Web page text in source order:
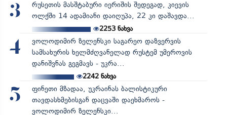
3
რუსეთის მასშტაბური იერიშის შედეგად, კიევის
ოლქში 14 ადამიანი დაიღუპა, 22 კი დაშავდა...
2253ნახვა
4
ვოლოდიმირ ზელენსკი საგარეო დაზვერვის
სამსახურის ხელმძღვანელად რუსტემ უმეროვის
დანიშვნას გეგმავს - უკრა...
2242ნახვა
5
ფინეთი მზადაა, უკრაინას ბალისტიკური
თავდასხმებისგან დაცვაში დაეხმაროს -
ვოლოდიმირ ზელენსკი...